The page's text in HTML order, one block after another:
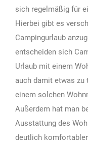
sich regelmäßig für
Hierbei gibt es
Campingurlaub
entscheiden sich
Urlaub mit einem
auch damit etwas zu
einem solchen
Außerdem hat man
Ausstattung des
deutlich